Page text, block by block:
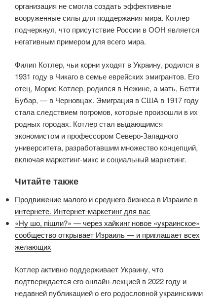
организация не смогла создать эффективные
вооруженные силы для поддержания мира. Котлер
подчеркнул, что присутствие России в ООН является
негативным примером для всего мира.
Филип Котлер, чьи корни уходят в Украину, родился в
1931 году в Чикаго в семье еврейских эмигрантов. Его
отец, Морис Котлер, родился в Нежине, а мать, Бетти
Бубар, — в Черновцах. Эмиграция в США в 1917 году
стала следствием погромов, которые произошли в их
родных городах. Котлер стал выдающимся
экономистом и профессором Северо-Западного
университета, разработавшим множество концепций,
включая маркетинг-микс и социальный маркетинг.
Читайте также
Продвижение малого и среднего бизнеса в Израиле в
интернете. Интернет-маркетинг для вас
«Ну шо, пішли?» — через хайкинг новое «украинское»
сообщество открывает Израиль — и приглашает всех
желающих
Котлер активно поддерживает Украину, что
подтверждается его онлайн-лекцией в 2022 году и
недавней публикацией о его родословной украинскими